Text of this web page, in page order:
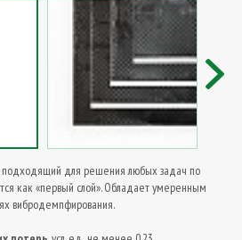
для решения любых задач по
как «первый слой». Обладает умеренным
вибродемпфирования.